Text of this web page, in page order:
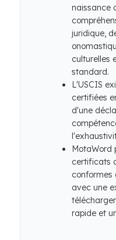
naissance
juridique,
culturelles
standard.
L'USCIS
certifiées
d'une
MotaWord
certificats
conformes
avec une
rapide et